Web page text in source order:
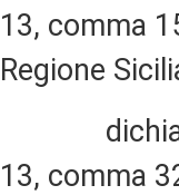
13, comma
Regione
dichiara
13, comma